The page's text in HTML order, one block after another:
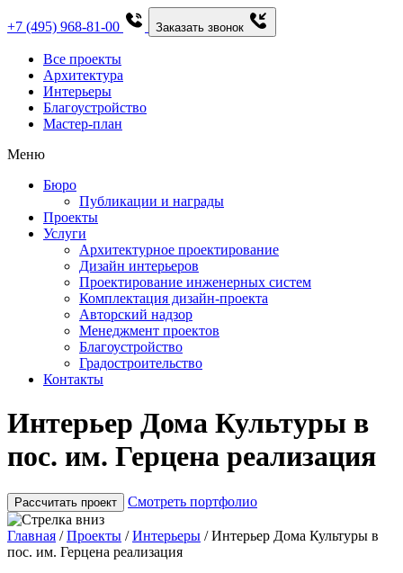
+7 (495) 968-81-00 Заказать звонок
Все проекты
Архитектура
Интерьеры
Благоустройство
Мастер-план
Меню
Бюро
Публикации и награды
Проекты
Услуги
Архитектурное проектирование
Дизайн интерьеров
Проектирование инженерных систем
Комплектация дизайн-проекта
Авторский надзор
Менеджмент проектов
Благоустройство
Градостроительство
Контакты
Интерьер Дома Культуры в
пос. им. Герцена реализация
Рассчитать проект Смотреть портфолио
Главная /Проекты /Интерьеры /Интерьер Дома Культуры в
пос. им. Герцена реализация